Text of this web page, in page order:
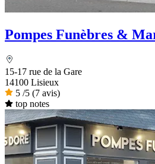
Pompes Funèbres &
15-17 rue de la Gare
14100 Lisieux
5 /5 (7 avis)
top notes